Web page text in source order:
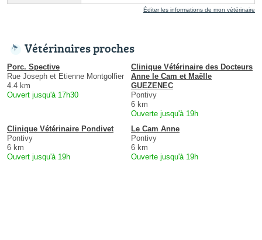
Éditer les informations de mon vétérinaire
Vétérinaires proches
Porc. Spective
Rue Joseph et Etienne Montgolfier
4.4 km
Ouvert jusqu'à 17h30
Clinique Vétérinaire des Docteurs
Anne le Cam et Maëlle
GUEZENEC
Pontivy
6 km
Ouverte jusqu'à 19h
Clinique Vétérinaire Pondivet
Pontivy
6 km
Ouvert jusqu'à 19h
Le Cam Anne
Pontivy
6 km
Ouverte jusqu'à 19h